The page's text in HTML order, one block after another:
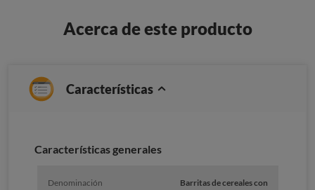
Acerca de este producto
Características
Características generales
Denominación
Barritas de cereales con